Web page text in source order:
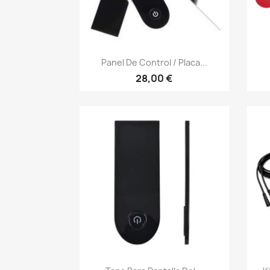
Vista rápida
Panel De Control / Placa...
28,00 €